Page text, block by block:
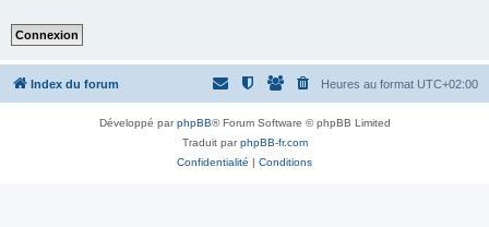
Index du forum Heures au format UTC+02:00
Développé parphpBB® Forum Software © phpBB Limited
Traduit parphpBB-fr.com
Confidentialité | Conditions